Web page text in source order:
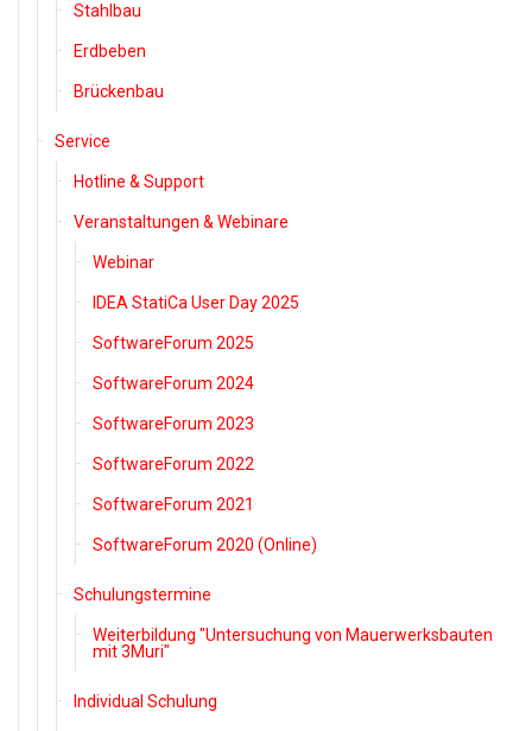
Stahlbau
Erdbeben
Brückenbau
Service
Hotline & Support
Veranstaltungen & Webinare
Webinar
IDEA StatiCa User Day 2025
SoftwareForum 2025
SoftwareForum 2024
SoftwareForum 2023
SoftwareForum 2022
SoftwareForum 2021
SoftwareForum 2020 (Online)
Schulungstermine
Weiterbildung "Untersuchung von Mauerwerksbauten
mit 3Muri"
Individual Schulung